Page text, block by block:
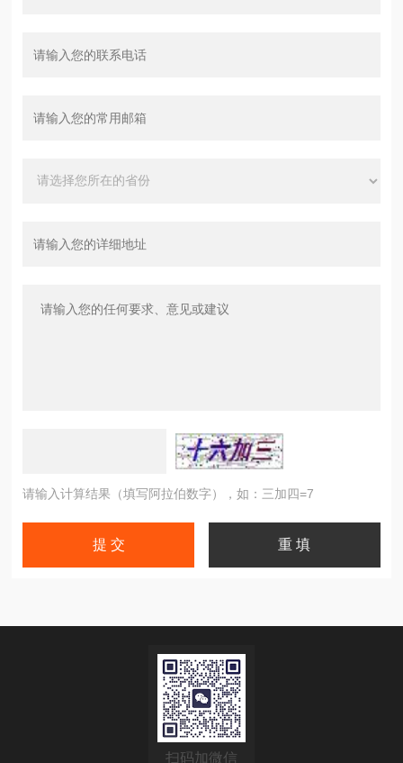
请输入计算结果（填写阿拉伯数字），如：三加四=7
扫码加微信